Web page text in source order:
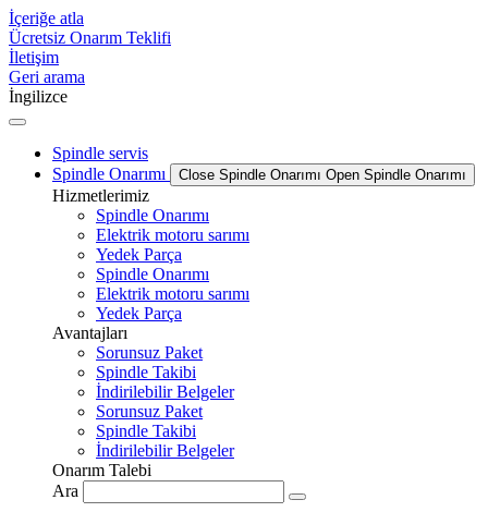
İçeriğe atla
Ücretsiz Onarım Teklifi
İletişim
Geri arama
İngilizce
Spindle servis
Spindle Onarımı
Close Spindle Onarımı Open Spindle Onarımı
Hizmetlerimiz
Spindle Onarımı
Elektrik motoru sarımı
Yedek Parça
Spindle Onarımı
Elektrik motoru sarımı
Yedek Parça
Avantajları
Sorunsuz Paket
Spindle Takibi
İndirilebilir Belgeler
Sorunsuz Paket
Spindle Takibi
İndirilebilir Belgeler
Onarım Talebi
Ara